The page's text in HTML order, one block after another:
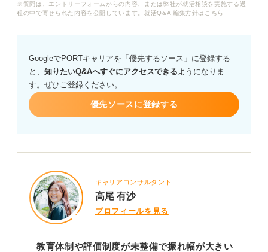
※質問は、エントリーフォームからの内容、または弊社が就活相談を実施する過
程の中で寄せられた内容を公開しています。就活Q&A 編集方針は こちら
GoogleでPORTキャリアを「優先するソース」に登録する
と、 知りたいQ&Aへすぐにアクセスできるようになりま
す。ぜひご登録ください。
優先ソースに登録する
キャリアコンサルタント
高尾 有沙
プロフィールを見る
教育体制や評価制度が未整備で振れ幅が大きい